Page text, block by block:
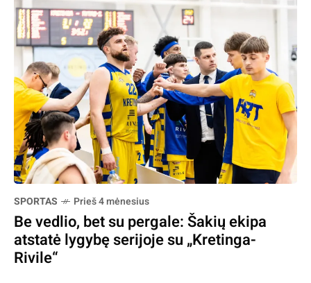
SPORTAS Prieš 4 mėnesius
Be vedlio, bet su pergale: Šakių ekipa
atstatė lygybę serijoje su „Kretinga-
Rivile“